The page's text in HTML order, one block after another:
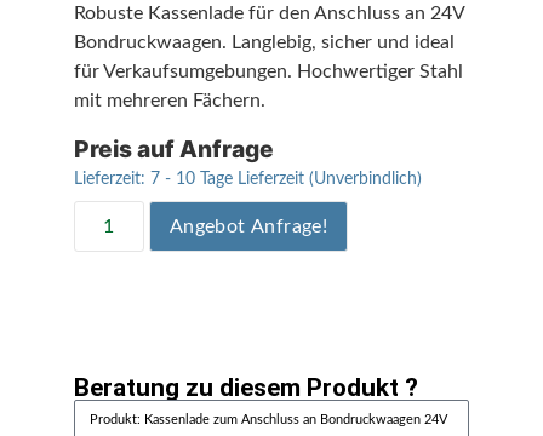
Robuste Kassenlade für den Anschluss an 24V
Bondruckwaagen. Langlebig, sicher und ideal
für Verkaufsumgebungen. Hochwertiger Stahl
mit mehreren Fächern.
Preis auf Anfrage
Lieferzeit: 7 - 10 Tage Lieferzeit (Unverbindlich)
Angebot Anfrage!
Beratung zu diesem Produkt ?